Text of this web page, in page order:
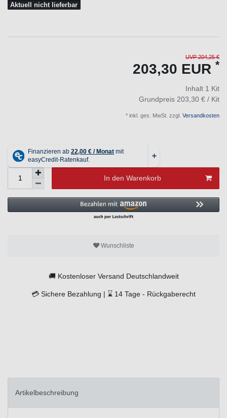
Aktuell nicht lieferbar
UVP 204,25 €
203,30 EUR *
Inhalt 1 Kit
Grundpreis 203,30 € / Kit
* inkl. ges. MwSt. zzgl. Versandkosten
In den Warenkorb
Wunschliste
🚚 Kostenloser Versand Deutschlandweit
💳 Sichere Bezahlung | ⌛ 14 Tage - Rückgaberecht
Artikelbeschreibung